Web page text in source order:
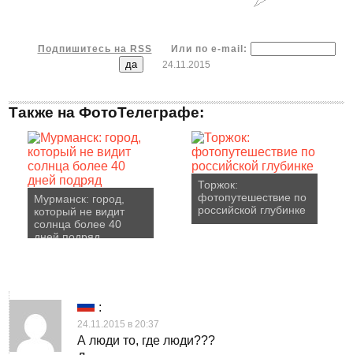
Подпишитесь на RSS
Или по e-mail:
24.11.2015
Также на ФотоТелеграфе:
Мурманск: город,
который не видит
солнца более 40
дней подряд
Торжок:
фотопутешествие по
российской глубинке
:
24.11.2015 в 20:37
А люди то, где люди???